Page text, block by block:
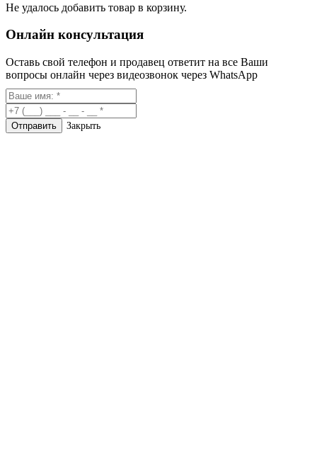
Не удалось добавить товар в корзину.
Онлайн консультация
Оставь свой телефон и продавец ответит на все Ваши
вопросы онлайн через видеозвонок через WhatsApp
Закрыть